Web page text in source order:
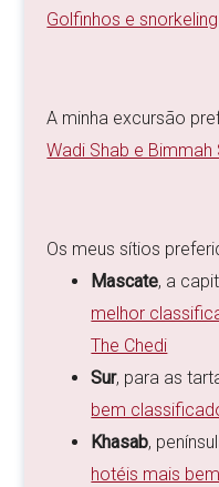
Golfinhos e snorkeling
A minha excursão
Wadi Shab e Bimmah
Os meus sítios
Mascate, a
melhor
The Chedi
Sur, para as
bem
Khasab,
hotéis mais